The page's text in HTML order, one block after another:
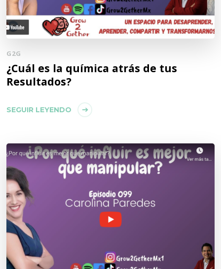
G2G
¿Cuál es la química atrás de tus
Resultados?
SEGUIR LEYENDO